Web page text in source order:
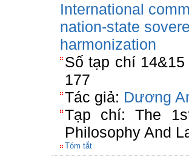
International
nation-state
harmonization
Số tạp chí 14&15
177
Tác giả: Dương
Tạp chí: The
Philosophy And
Tóm tắt